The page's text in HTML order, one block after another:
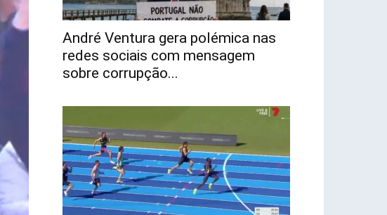
André Ventura gera polémica nas
redes sociais com mensagem
sobre corrupção...